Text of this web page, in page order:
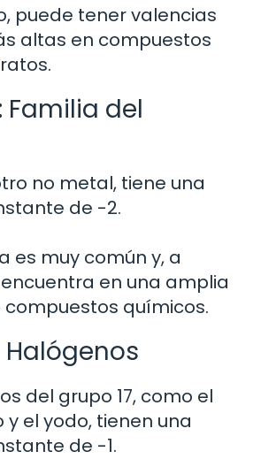
puede tener valencias
altas en compuestos
Familia del
no metal, tiene una
de -2.
es muy común y, a
en una amplia
químicos.
Halógenos
del grupo 17, como el
y el yodo, tienen una
de -1.